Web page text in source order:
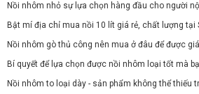
Nồi nhôm nhỏ sự lựa chọn hàng đầu cho người
Bật mí địa chỉ mua nồi 10 lít giá rẻ, chất lượng tại
Nồi nhôm gò thủ công nên mua ở đâu để được
Bí quyết để lựa chọn được nồi nhôm loại tốt mà
Nồi nhôm to loại dày - sản phẩm không thể thiếu